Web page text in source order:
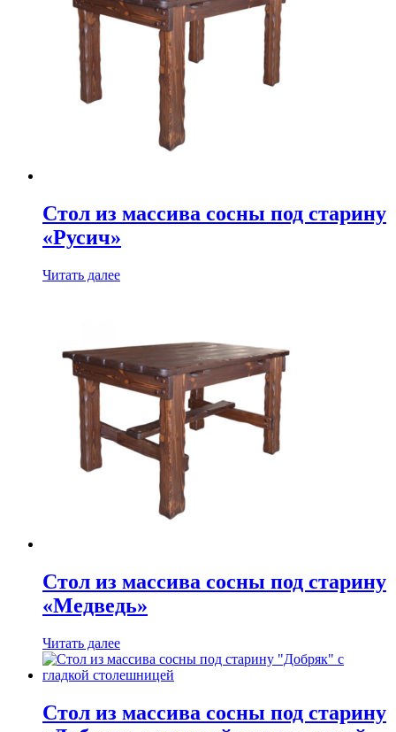
Стол из массива сосны под старину
«Русич»
Читать далее
Стол из массива сосны под старину
«Медведь»
Читать далее
Стол из массива сосны под старину